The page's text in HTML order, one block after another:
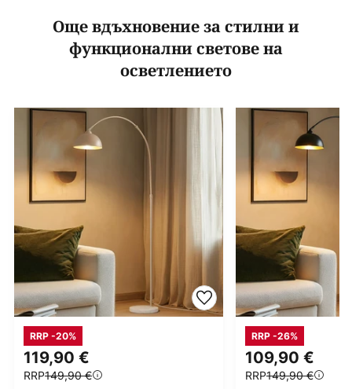
Още вдъхновение за стилни и
функционални светове на
осветлението
119,90 €
RRP149,90 €
RRP -20%
109,90 €
RRP149,90 €
RRP -26%